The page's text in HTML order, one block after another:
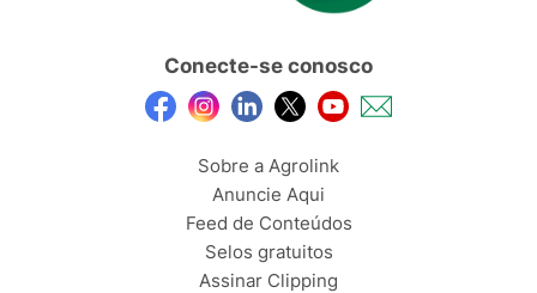
Conecte-se conosco
Sobre a Agrolink
Anuncie Aqui
Feed de Conteúdos
Selos gratuitos
Assinar Clipping